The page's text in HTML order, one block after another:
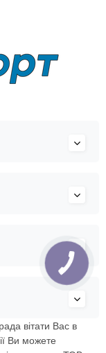
вітати Вас в
Ви можете